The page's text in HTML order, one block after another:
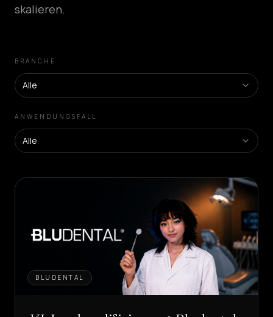
Blog
SaaS
Platform
Self-
Service-
Agenten
Managerte
Gesundheit &
WELLNESS
skalieren.
BRANCHE
Alle
ANWENDUNGSFALL
Alle
BLUDENTAL